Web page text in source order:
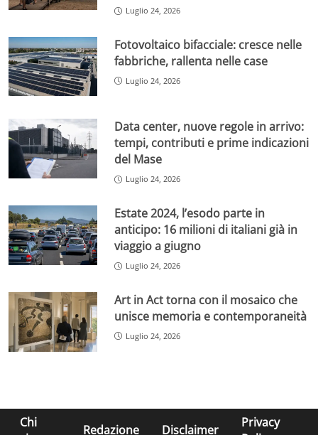
Luglio 24, 2026
Fotovoltaico bifacciale: cresce nelle
fabbriche, rallenta nelle case
Luglio 24, 2026
Data center, nuove regole in arrivo:
tempi, contributi e prime indicazioni
del Mase
Luglio 24, 2026
Estate 2024, l’esodo parte in
anticipo: 16 milioni di italiani già in
viaggio a giugno
Luglio 24, 2026
Art in Act torna con il mosaico che
unisce memoria e contemporaneità
Luglio 24, 2026
Chi
Redazione Disclaimer
Privacy